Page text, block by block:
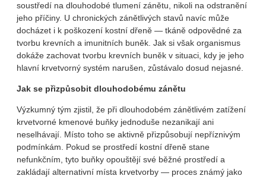
soustředí na dlouhodobé tlumení zánětu, nikoli na odstranění
jeho příčiny. U chronických zánětlivých stavů navíc může
docházet i k poškození kostní dřeně — tkáně odpovědné za
tvorbu krevních a imunitních buněk. Jak si však organismus
dokáže zachovat tvorbu krevních buněk v situaci, kdy je jeho
hlavní krvetvorný systém narušen, zůstávalo dosud nejasné.
Jak se přizpůsobit dlouhodobému zánětu
Výzkumný tým zjistil, že při dlouhodobém zánětlivém zatížení
krvetvorné kmenové buňky jednoduše nezanikají ani
neselhávají. Místo toho se aktivně přizpůsobují nepříznivým
podmínkám. Pokud se prostředí kostní dřeně stane
nefunkčním, tyto buňky opouštějí své běžné prostředí a
zakládají alternativní místa krvetvorby — proces známý jako